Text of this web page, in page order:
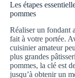
Les étapes
pommes
Réaliser un fondant
fait à votre portée.
cuisinier amateur
plus grandes
pommes, la clé est
jusqu’à obtenir un